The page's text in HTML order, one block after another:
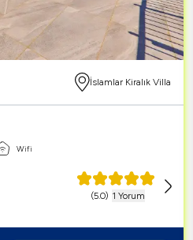
İslamlar Kiralık Villa
Wifi
(5.0) 1 Yorum